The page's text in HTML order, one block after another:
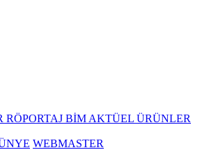
RÖPORTAJ BİM AKTÜEL ÜRÜNLER
WEBMASTER